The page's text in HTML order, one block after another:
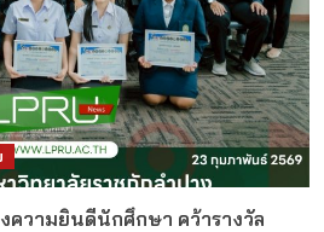
ความยินดีนักศึกษา คว้ารางวัล